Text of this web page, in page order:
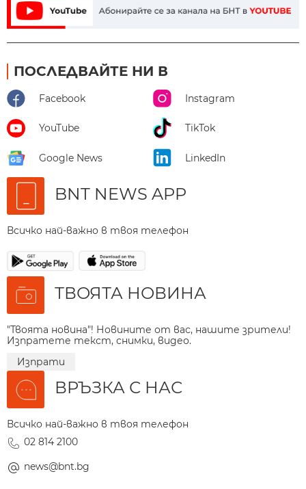
ПОСЛЕДВАЙТЕ НИ В
Facebook Instagram
YouTube TikTok
Google News LinkedIn
BNT NEWS APP
Всичко най-важно в твоя телефон
ТВОЯТА НОВИНА
"Твоята новина"! Новините от вас, нашите зрители!
Изпратете текст, снимки, видео.
Изпрати
ВРЪЗКА С НАС
Всичко най-важно в твоя телефон
02 814 2100
news@bnt.bg